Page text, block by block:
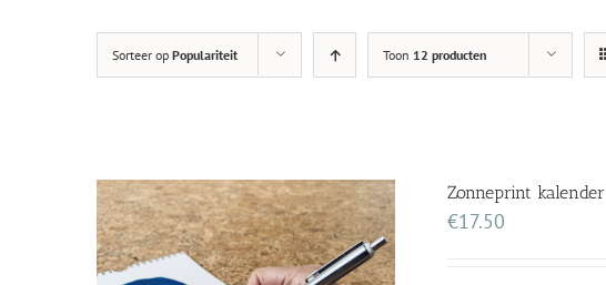
Sorteer op Populariteit Toon 12 producten
Zonneprint kalender
€17.50